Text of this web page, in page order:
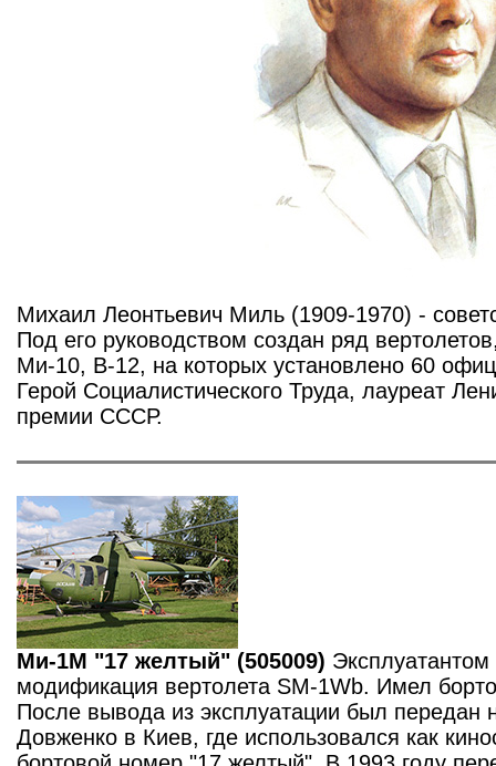
Михаил Леонтьевич Миль (1909-1970) -
Под его руководством создан ряд
Ми-10, В-12, на которых установлено 60
Герой Социалистического Труда, лауреат
премии СССР.
Ми-1М "17 желтый" (505009)
модификация вертолета SM-1Wb. Имел
После вывода из эксплуатации был передан
Довженко в Киев, где использовался как